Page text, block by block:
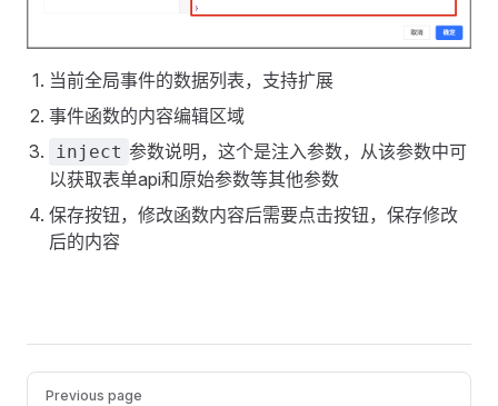
当前全局事件的数据列表，支持扩展
事件函数的内容编辑区域
inject 参数说明，这个是注入参数，从该参数中可
以获取表单api和原始参数等其他参数
保存按钮，修改函数内容后需要点击按钮，保存修改
后的内容
PagerPrevious page